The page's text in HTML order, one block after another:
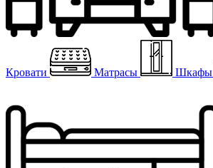
Кровати Матрасы Шкафы